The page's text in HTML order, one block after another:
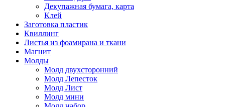
Декупажная бумага, карта
Клей
Заготовка пластик
Квиллинг
Листья из фоамирана и ткани
Магнит
Молды
Молд двухсторонний
Молд Лепесток
Молд Лист
Молд мини